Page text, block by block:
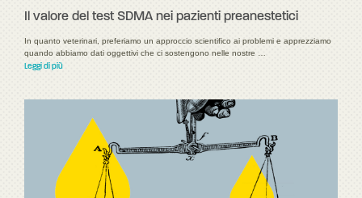
Il valore del test SDMA nei pazienti preanestetici
In quanto veterinari, preferiamo un approccio scientifico ai problemi e apprezziamo
quando abbiamo dati oggettivi che ci sostengono nelle nostre …
Leggi di più